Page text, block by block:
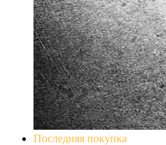
Последняя покупка